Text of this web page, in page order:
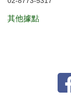
其他據點